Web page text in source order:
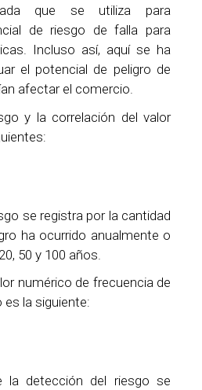
que se utiliza para
de riesgo de falla para
Incluso así, aquí se ha
el potencial de peligro de
afectar el comercio.
y la correlación del valor
se registra por la cantidad
ha ocurrido anualmente o
50 y 100 años.
numérico de frecuencia de
es la siguiente:
la detección del riesgo se